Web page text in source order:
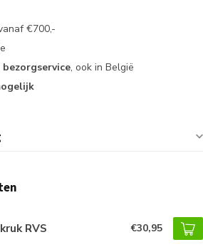
€700,-
bezorgservice, ook in België
RVS €30,95